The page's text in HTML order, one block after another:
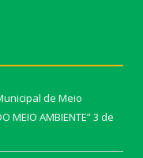
de Meio
MEIO AMBIENTE”3 de